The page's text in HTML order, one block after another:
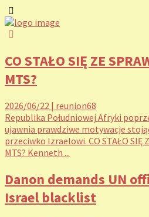
CO STAŁO SIĘ ZE
MTS?
2026/06/22 | reunion68
Republika Południowej Afryki
ujawnia prawdziwe motywacje
przeciwko Izraelowi. CO STAŁO SIĘ
MTS? Kenneth ...
Danon demands UN
Israel blacklist